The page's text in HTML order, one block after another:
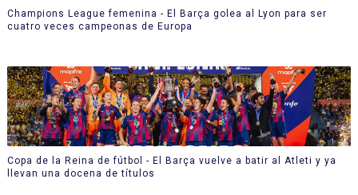
Champions League femenina - El Barça golea al Lyon para ser
cuatro veces campeonas de Europa
Copa de la Reina de fútbol - El Barça vuelve a batir al Atleti y ya
llevan una docena de títulos